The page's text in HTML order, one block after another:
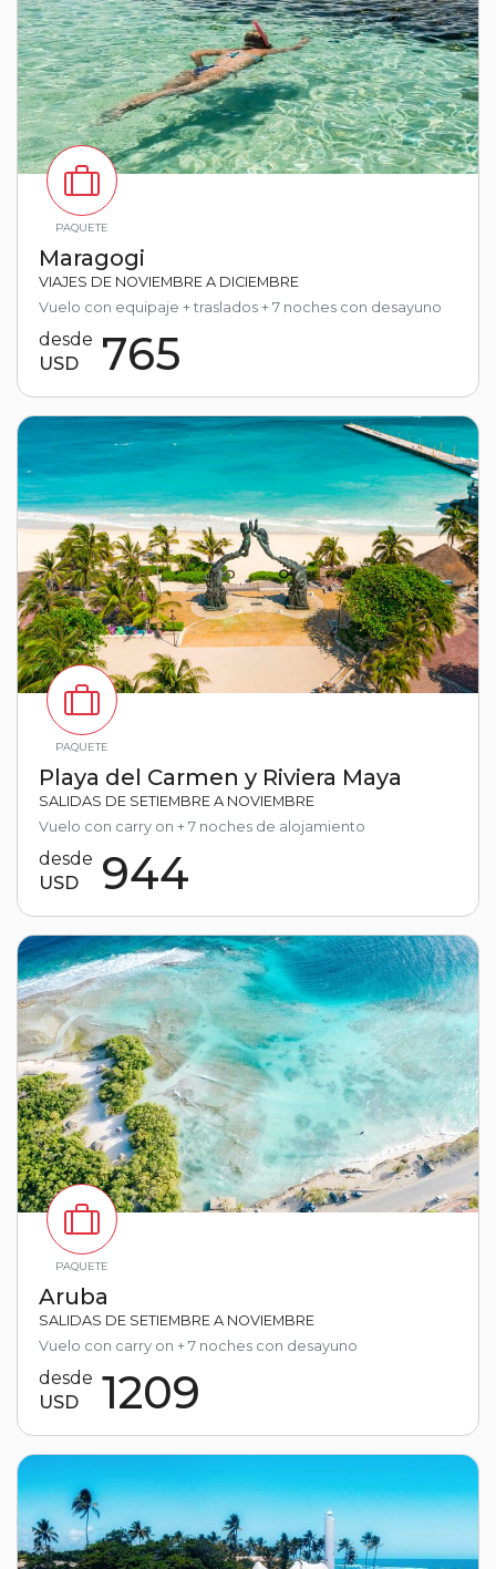
PAQUETE
Maragogi
VIAJES DE NOVIEMBRE A DICIEMBRE
Vuelo con equipaje + traslados + 7 noches con desayuno
desde
USD
765
PAQUETE
Playa del Carmen y Riviera Maya
SALIDAS DE SETIEMBRE A NOVIEMBRE
Vuelo con carry on + 7 noches de alojamiento
desde
USD
944
PAQUETE
Aruba
SALIDAS DE SETIEMBRE A NOVIEMBRE
Vuelo con carry on + 7 noches con desayuno
desde
USD
1209